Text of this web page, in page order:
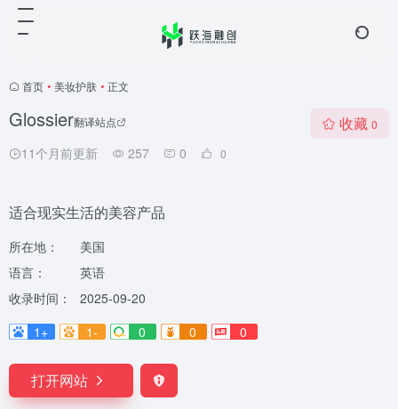
首页 • 美妆护肤 • 正文
Glossier翻译站点
11个月前更新 257 0 0
收藏 0
适合现实生活的美容产品
所在地：
美国
语言：
英语
收录时间：
2025-09-20
1+
1- 0 0 0
打开网站